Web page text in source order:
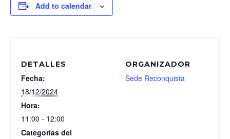
Add to calendar
DETALLES
Fecha:
18/12/2024
Hora:
11:00 - 12:00
Categorías del
ORGANIZADOR
Sede Reconquista